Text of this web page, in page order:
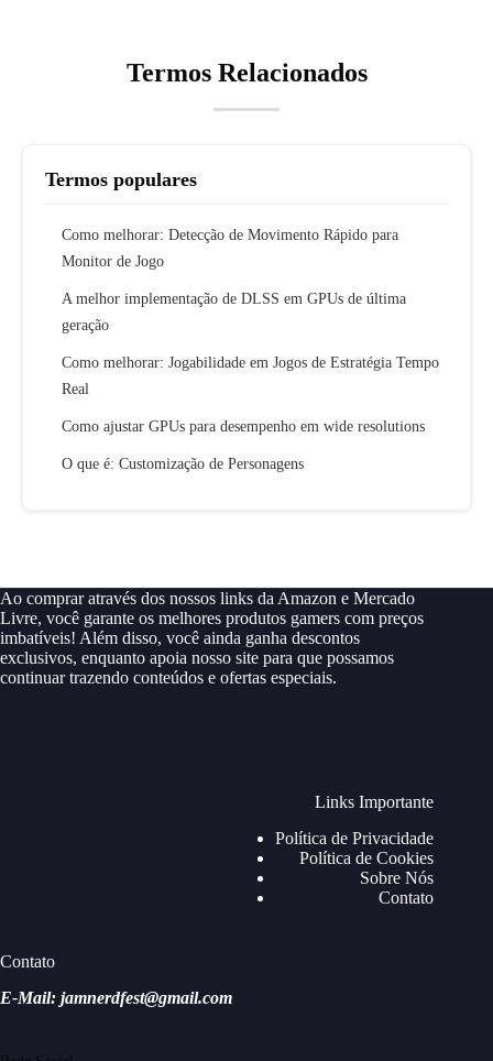
Termos Relacionados
Termos populares
Como melhorar: Detecção de Movimento Rápido para
Monitor de Jogo
A melhor implementação de DLSS em GPUs de última
geração
Como melhorar: Jogabilidade em Jogos de Estratégia Tempo
Real
Como ajustar GPUs para desempenho em wide resolutions
O que é: Customização de Personagens
Ao comprar através dos nossos links da Amazon e Mercado
Livre, você garante os melhores produtos gamers com preços
imbatíveis! Além disso, você ainda ganha descontos
exclusivos, enquanto apoia nosso site para que possamos
continuar trazendo conteúdos e ofertas especiais.
Links Importante
Política de Privacidade
Política de Cookies
Sobre Nós
Contato
Contato
E-Mail: jamnerdfest@gmail.com